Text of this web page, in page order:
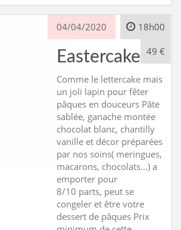
04/04/2020 18h00
49 €
Eastercake*
Comme le lettercake mais
un joli lapin pour fêter
pâques en douceurs Pâte
sablée, ganache montée
chocolat blanc, chantilly
vanille et décor préparées
par nos soins( meringues,
macarons, chocolats…) a
emporter pour
8/10 parts, peut se
congeler et être votre
dessert de pâques Prix